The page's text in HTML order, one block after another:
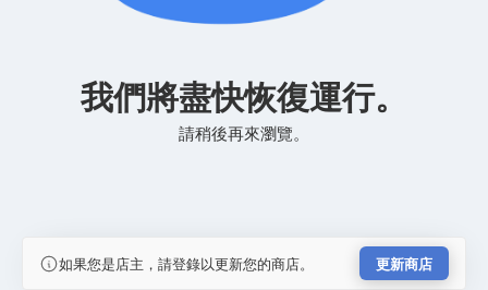
我們將盡快恢復運行。
請稍後再來瀏覽。
如果您是店主，請登錄以更新您的商店。 更新商店